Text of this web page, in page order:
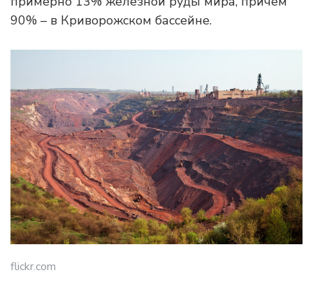
90% – в Криворожском бассейне.
flickr.com